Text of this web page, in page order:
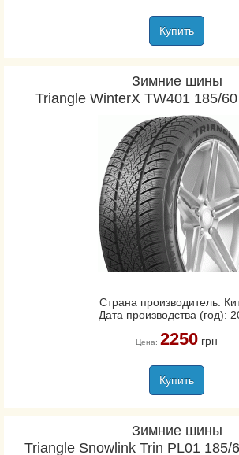
Купить
Зимние шины
Triangle WinterX TW401 185/
Страна производитель:
Дата производства (год):
Цена: 2250грн
Купить
Зимние шины
Triangle Snowlink Trin PL01 185/